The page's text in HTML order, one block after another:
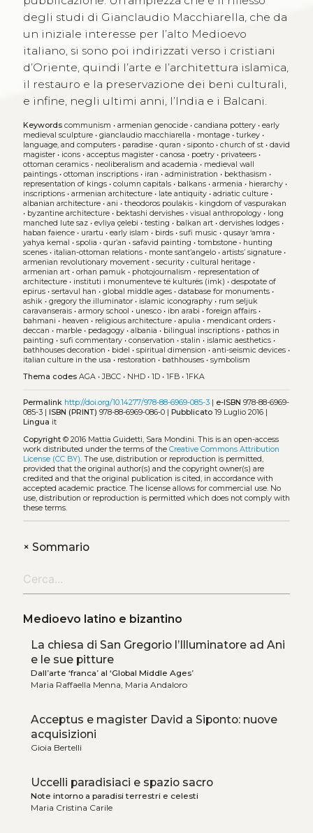
degli studi di Gianclaudio Macchiarella, che da
un iniziale interesse per l’alto Medioevo
italiano, si sono poi indirizzati verso i cristiani
d’Oriente, quindi l’arte e l’architettura islamica,
il restauro e la preservazione dei beni culturali,
e infine, negli ultimi anni, l’India e i Balcani.
Keywords communism • armenian genocide• candiana pottery• early
medieval sculpture• gianclaudio macchiarella • montage• turkey•
language, and computers• paradise• quran • siponto• church of st• david
magister• icons• acceptus magister• canosa • poetry• privateers•
ottoman ceramics• neoliberalism and academia • medieval wall
paintings• ottoman inscriptions• iran • administration • bekthasism •
representation of kings• column capitals• balkans• armenia • hierarchy•
inscriptions• armenian architecture• late antiquity• adriatic culture•
albanian architecture• ani • theodoros poulakis• kingdom of vaspurakan
• byzantine architecture• bektashi dervishes• visual anthropology• long
manched lute saz• evliya çelebi • testing • balkan art• dervishes lodges•
haban faience• urartu • early islam • birds• sufi music • qusayr ‘amra •
yahya kemal • spolia • qur’an • safavid painting • tombstone• hunting
scenes• italian-ottoman relations• monte sant’angelo• artists’ signature•
armenian revolutionary movement• security• cultural heritage•
armenian art• orhan pamuk • photojournalism • representation of
architecture• instituti i monumenteve të kulturës (imk) • despotate of
epirus• sertavul han • global middle ages• database for monuments•
ashik • gregory the illuminator• islamic iconography• rum seljuk
caravanserais• armory school • unesco• ibn arabi • foreign affairs•
bahmani • heaven • religious architecture• apulia • mendicant orders•
deccan • marble• pedagogy• albania • bilingual inscriptions• pathos in
painting • sufi commentary• conservation • stalin • islamic aesthetics•
bathhouses decoration • bidel • spiritual dimension • anti-seismic devices•
italian culture in the usa • restoration • bathhouses• symbolism
Thema codes AGA•JBCC• NHD• 1D• 1FB• 1FKA
Permalink http://doi.org/10.14277/978-88-6969-085-3| e-ISBN 978-88-6969-
085-3 | ISBN (PRINT) 978-88-6969-086-0 | Pubblicato19 Luglio 2016 |
Lingua it
Copyright© 2016 Mattia Guidetti, Sara Mondini. This is an open-access
work distributed under the terms of the Creative Commons Attribution
License (CC BY) . The use, distribution or reproduction is permitted,
provided that the original author(s) and the copyright owner(s) are
credited and that the original publication is cited, in accordance with
accepted academic practice. The license allows for commercial use. No
use, distribution or reproduction is permitted which does not comply with
these terms.
+Sommario
Medioevo latino e bizantino
La chiesa di San Gregorio l’Illuminatore ad Ani
e le sue pitture
Dall’arte ‘franca’ al ‘Global Middle Ages’
Maria Raffaella Menna, Maria Andaloro
Acceptus e magister David a Siponto: nuove
acquisizioni
Gioia Bertelli
Uccelli paradisiaci e spazio sacro
Note intorno a paradisi terrestri e celesti
Maria Cristina Carile